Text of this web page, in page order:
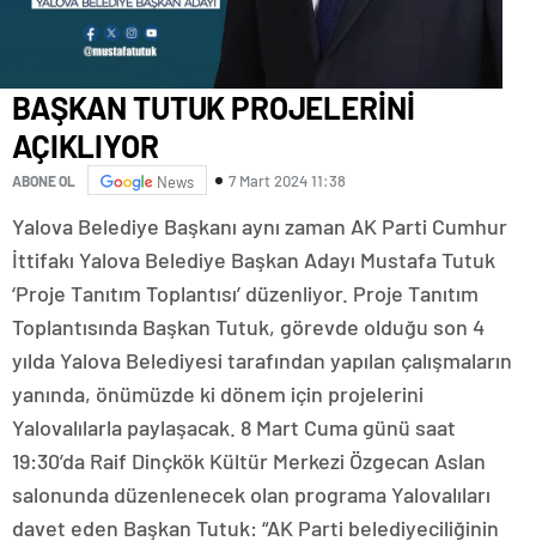
BAŞKAN TUTUK PROJELERİNİ
AÇIKLIYOR
ABONE OL News 7 Mart 2024 11:38
Yalova Belediye Başkanı aynı zaman AK Parti Cumhur
İttifakı Yalova Belediye Başkan Adayı Mustafa Tutuk
‘Proje Tanıtım Toplantısı’ düzenliyor. Proje Tanıtım
Toplantısında Başkan Tutuk, görevde olduğu son 4
yılda Yalova Belediyesi tarafından yapılan çalışmaların
yanında, önümüzde ki dönem için projelerini
Yalovalılarla paylaşacak. 8 Mart Cuma günü saat
19:30’da Raif Dinçkök Kültür Merkezi Özgecan Aslan
salonunda düzenlenecek olan programa Yalovalıları
davet eden Başkan Tutuk: “AK Parti belediyeciliğinin